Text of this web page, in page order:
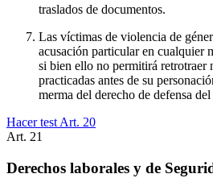
traslados de documentos.
Las víctimas de violencia de
acusación particular en cualquier
si bien ello no permitirá retrotraer
practicadas antes de su
merma del derecho de defensa del
Hacer test Art. 20
Art. 21
Derechos laborales y de